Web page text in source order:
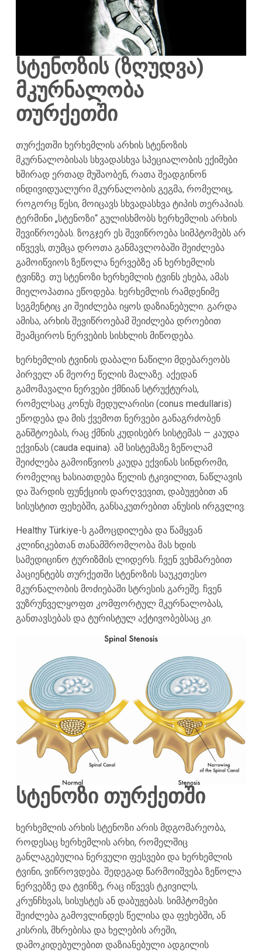
სტენოზის (ზღუდვა)
მკურნალობა
თურქეთში
თურქეთში ხერხემლის არხის სტენოზის
მკურნალობისას სხვადასხვა სპეციალობის ექიმები
ხშირად ერთად მუშაობენ, რათა შეადგინონ
ინდივიდუალური მკურნალობის გეგმა, რომელიც,
როგორც წესი, მოიცავს სხვადასხვა ტიპის თერაპიას.
ტერმინი „სტენოზი“ გულისხმობს ხერხემლის არხის
შევიწროებას. ზოგჯერ ეს შევიწროება სიმპტომებს არ
იწვევს, თუმცა დროთა განმავლობაში შეიძლება
გამოიწვიოს ზეწოლა ნერვებზე ან ხერხემლის
ტვინზე. თუ სტენოზი ხერხემლის ტვინს ეხება, ამას
მიელოპათია ეწოდება. ხერხემლის რამდენიმე
სეგმენტიც კი შეიძლება იყოს დაზიანებული. გარდა
ამისა, არხის შევიწროებამ შეიძლება დროებით
შეამციროს ნერვების სისხლის მიწოდება.
ხერხემლის ტვინის დაბალი ნაწილი მდებარეობს
პირველ ან მეორე წელის მალაზე. აქედან
გამომავალი ნერვები ქმნიან სტრუქტურას,
რომელსაც კონუს მედულარისი (conus medullaris)
ეწოდება და მის ქვემოთ ნერვები განაგრძობენ
განშტოებას, რაც ქმნის კუდისებრ სისტემას — კაუდა
ექვინას (cauda equina). ამ სისტემაზე ზეწოლამ
შეიძლება გამოიწვიოს კაუდა ექვინას სინდრომი,
რომელიც ხასიათდება წელის ტკივილით, ნაწლავის
და შარდის ფუნქციის დარღვევით, დაბუჟებით ან
სისუსტით ფეხებში, განსაკუთრებით ანუსის ირგვლივ.
Healthy Türkiye-ს გამოცდილება და წამყვან
კლინიკებთან თანამშრომლობა მას ხდის
სამედიცინო ტურიზმის ლიდერს. ჩვენ ვეხმარებით
პაციენტებს თურქეთში სტენოზის საუკეთესო
მკურნალობის მოძიებაში სტრესის გარეშე. ჩვენ
ვუზრუნველყოფთ კომფორტულ მკურნალობას,
განთავსებას და ტურისტულ აქტივობებსაც კი.
სტენოზი თურქეთში
ხერხემლის არხის სტენოზი არის მდგომარეობა,
როდესაც ხერხემლის არხი, რომელშიც
განლაგებულია ნერვული ფესვები და ხერხემლის
ტვინი, ვიწროვდება. შედეგად წარმოიშვება ზეწოლა
ნერვებზე და ტვინზე, რაც იწვევს ტკივილს,
კრუნჩხვას, სისუსტეს ან დაბუჟებას. სიმპტომები
შეიძლება გამოვლინდეს წელისა და ფეხებში, ან
კისრის, მხრებისა და ხელების არეში,
დამოკიდებულებით დაზიანებული ადგილის